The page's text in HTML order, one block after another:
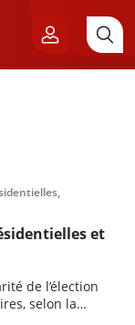
et
de l’élection
selon la